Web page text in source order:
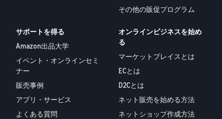
その他の販促プログラム
サポートを得る
Amazon出品大学
イベント・オンラインセミ
ナー
販売事例
アプリ・サービス
よくある質問
オンラインビジネスを始め
る
マーケットプレイスとは
ECとは
D2Cとは
ネット販売を始める方法
ネットショップ作成方法